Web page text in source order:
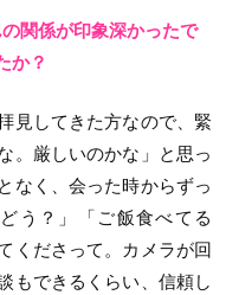
関係が印象深かったで
か？
見してきた方なので、緊
。厳しいのかな」と思っ
なく、会った時からずっ
う？」「ご飯食べてる
くださって。カメラが回
もできるくらい、信頼し